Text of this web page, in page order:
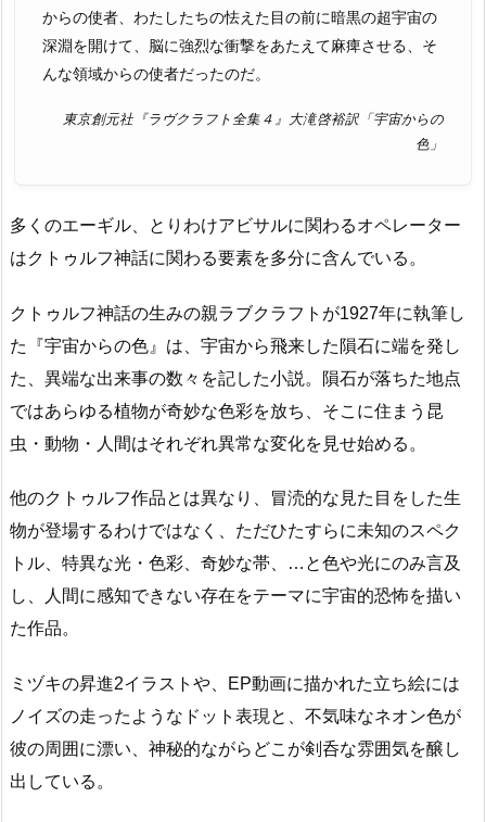
からの使者、わたしたちの怯えた目の前に暗黒の超宇宙の
深淵を開けて、脳に強烈な衝撃をあたえて麻痺させる、そ
んな領域からの使者だったのだ。
東京創元社『ラヴクラフト全集４』大滝啓裕訳「宇宙からの
色」
多くのエーギル、とりわけアビサルに関わるオペレーター
はクトゥルフ神話に関わる要素を多分に含んでいる。
クトゥルフ神話の生みの親ラブクラフトが1927年に執筆し
た『宇宙からの色』は、宇宙から飛来した隕石に端を発し
た、異端な出来事の数々を記した小説。隕石が落ちた地点
ではあらゆる植物が奇妙な色彩を放ち、そこに住まう昆
虫・動物・人間はそれぞれ異常な変化を見せ始める。
他のクトゥルフ作品とは異なり、冒涜的な見た目をした生
物が登場するわけではなく、ただひたすらに未知のスペク
トル、特異な光・色彩、奇妙な帯、…と色や光にのみ言及
し、人間に感知できない存在をテーマに宇宙的恐怖を描い
た作品。
ミヅキの昇進2イラストや、EP動画に描かれた立ち絵には
ノイズの走ったようなドット表現と、不気味なネオン色が
彼の周囲に漂い、神秘的ながらどこが剣呑な雰囲気を醸し
出している。